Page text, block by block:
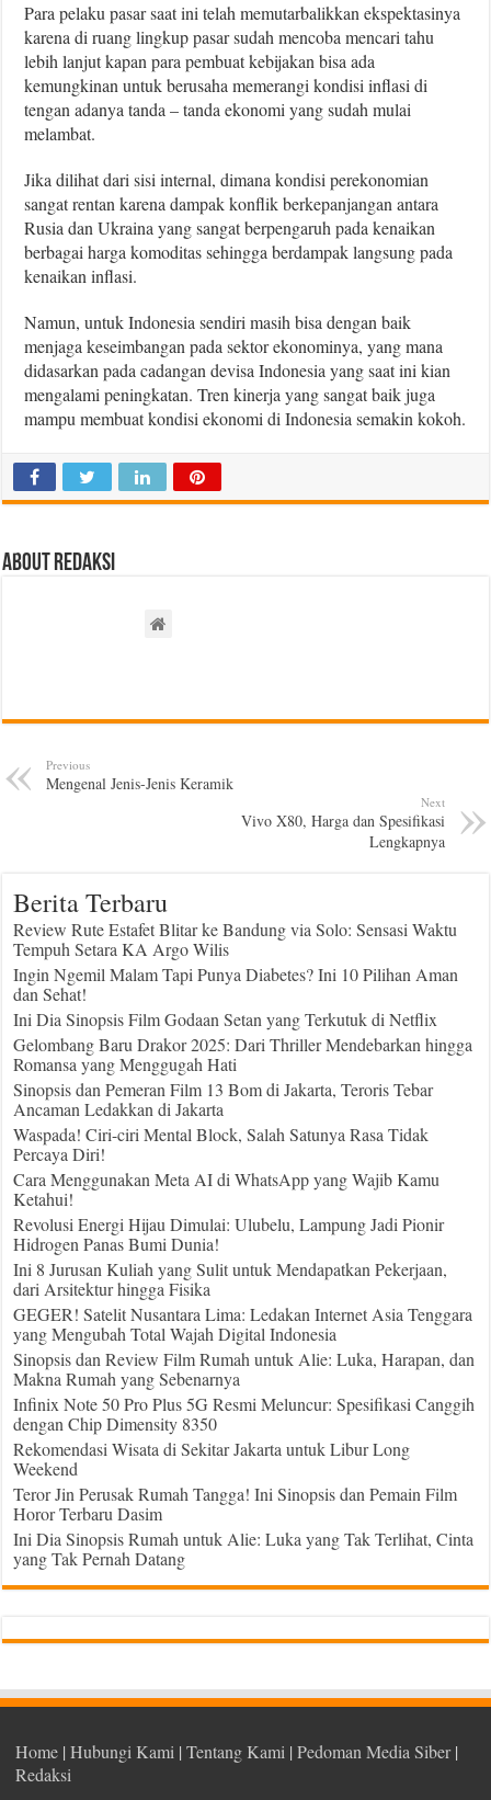
Para pelaku pasar saat ini telah memutarbalikkan ekspektasinya
karena di ruang lingkup pasar sudah mencoba mencari tahu
lebih lanjut kapan para pembuat kebijakan bisa ada
kemungkinan untuk berusaha memerangi kondisi inflasi di
tengan adanya tanda – tanda ekonomi yang sudah mulai
melambat.
Jika dilihat dari sisi internal, dimana kondisi perekonomian
sangat rentan karena dampak konflik berkepanjangan antara
Rusia dan Ukraina yang sangat berpengaruh pada kenaikan
berbagai harga komoditas sehingga berdampak langsung pada
kenaikan inflasi.
Namun, untuk Indonesia sendiri masih bisa dengan baik
menjaga keseimbangan pada sektor ekonominya, yang mana
didasarkan pada cadangan devisa Indonesia yang saat ini kian
mengalami peningkatan. Tren kinerja yang sangat baik juga
mampu membuat kondisi ekonomi di Indonesia semakin kokoh.
About Redaksi
Previous
Mengenal Jenis-Jenis Keramik
Next
Vivo X80, Harga dan Spesifikasi
Lengkapnya
Berita Terbaru
Review Rute Estafet Blitar ke Bandung via Solo: Sensasi Waktu
Tempuh Setara KA Argo Wilis
Ingin Ngemil Malam Tapi Punya Diabetes? Ini 10 Pilihan Aman
dan Sehat!
Ini Dia Sinopsis Film Godaan Setan yang Terkutuk di Netflix
Gelombang Baru Drakor 2025: Dari Thriller Mendebarkan hingga
Romansa yang Menggugah Hati
Sinopsis dan Pemeran Film 13 Bom di Jakarta, Teroris Tebar
Ancaman Ledakkan di Jakarta
Waspada! Ciri-ciri Mental Block, Salah Satunya Rasa Tidak
Percaya Diri!
Cara Menggunakan Meta AI di WhatsApp yang Wajib Kamu
Ketahui!
Revolusi Energi Hijau Dimulai: Ulubelu, Lampung Jadi Pionir
Hidrogen Panas Bumi Dunia!
Ini 8 Jurusan Kuliah yang Sulit untuk Mendapatkan Pekerjaan,
dari Arsitektur hingga Fisika
GEGER! Satelit Nusantara Lima: Ledakan Internet Asia Tenggara
yang Mengubah Total Wajah Digital Indonesia
Sinopsis dan Review Film Rumah untuk Alie: Luka, Harapan, dan
Makna Rumah yang Sebenarnya
Infinix Note 50 Pro Plus 5G Resmi Meluncur: Spesifikasi Canggih
dengan Chip Dimensity 8350
Rekomendasi Wisata di Sekitar Jakarta untuk Libur Long
Weekend
Teror Jin Perusak Rumah Tangga! Ini Sinopsis dan Pemain Film
Horor Terbaru Dasim
Ini Dia Sinopsis Rumah untuk Alie: Luka yang Tak Terlihat, Cinta
yang Tak Pernah Datang
Home |Hubungi Kami |Tentang Kami |Pedoman Media Siber|
Redaksi